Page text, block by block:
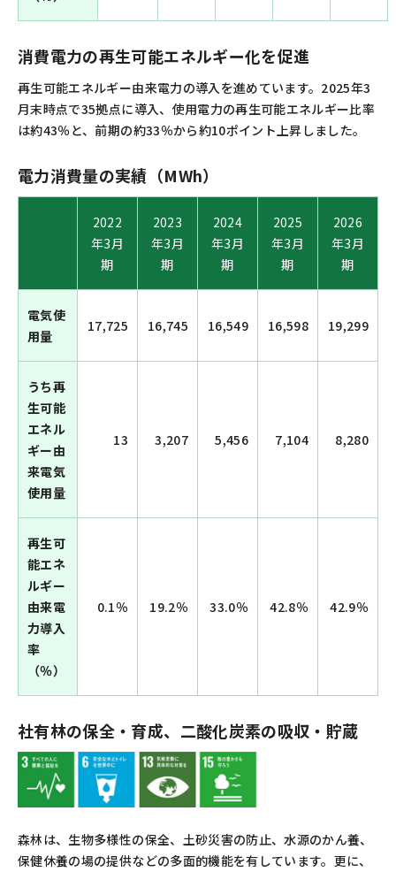
消費電力の再生可能エネルギー化を促進
再生可能エネルギー由来電力の導入を進めています。2025年3
月末時点で35拠点に導入、使用電力の再生可能エネルギー比率
は約43％と、前期の約33％から約10ポイント上昇しました。
電力消費量の実績（MWh）
2022
年3月
期
2023
年3月
期
2024
年3月
期
2025
年3月
期
2026
年3月
期
電気使
用量
17,725 16,745 16,549 16,598 19,299
うち再
生可能
エネル
ギー由
来電気
使用量
13 3,207 5,456 7,104 8,280
再生可
能エネ
ルギー
由来電
力導入
率
（％）
0.1％ 19.2％ 33.0％ 42.8％ 42.9％
社有林の保全・育成、二酸化炭素の吸収・貯蔵
森林は、生物多様性の保全、土砂災害の防止、水源のかん養、
保健休養の場の提供などの多面的機能を有しています。更に、